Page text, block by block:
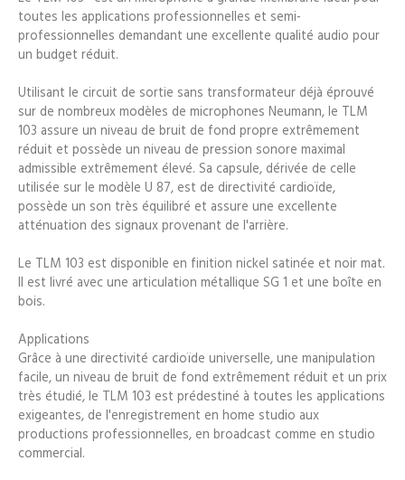
toutes les applications professionnelles et semi-
professionnelles demandant une excellente qualité audio pour
un budget réduit.
Utilisant le circuit de sortie sans transformateur déjà éprouvé
sur de nombreux modèles de microphones Neumann, le TLM
103 assure un niveau de bruit de fond propre extrêmement
réduit et possède un niveau de pression sonore maximal
admissible extrêmement élevé. Sa capsule, dérivée de celle
utilisée sur le modèle U 87, est de directivité cardioïde,
possède un son très équilibré et assure une excellente
atténuation des signaux provenant de l'arrière.
Le TLM 103 est disponible en finition nickel satinée et noir mat.
Il est livré avec une articulation métallique SG 1 et une boîte en
bois.
Applications
Grâce à une directivité cardioïde universelle, une manipulation
facile, un niveau de bruit de fond extrêmement réduit et un prix
très étudié, le TLM 103 est prédestiné à toutes les applications
exigeantes, de l'enregistrement en home studio aux
productions professionnelles, en broadcast comme en studio
commercial.